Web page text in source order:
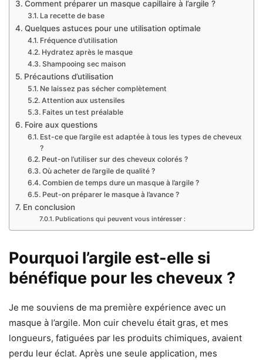
Comment préparer un masque capillaire à l’argile ?
La recette de base
Quelques astuces pour une utilisation optimale
Fréquence d’utilisation
Hydratez après le masque
Shampooing sec maison
Précautions d’utilisation
Ne laissez pas sécher complètement
Attention aux ustensiles
Faites un test préalable
Foire aux questions
Est-ce que l’argile est adaptée à tous les types de cheveux
?
Peut-on l’utiliser sur des cheveux colorés ?
Où acheter de l’argile de qualité ?
Combien de temps dure un masque à l’argile ?
Peut-on préparer le masque à l’avance ?
En conclusion
Publications qui peuvent vous intéresser :
Pourquoi l’argile est-elle si
bénéfique pour les cheveux ?
Je me souviens de ma première expérience avec un
masque à l’argile. Mon cuir chevelu était gras, et mes
longueurs, fatiguées par les produits chimiques, avaient
perdu leur éclat. Après une seule application, mes